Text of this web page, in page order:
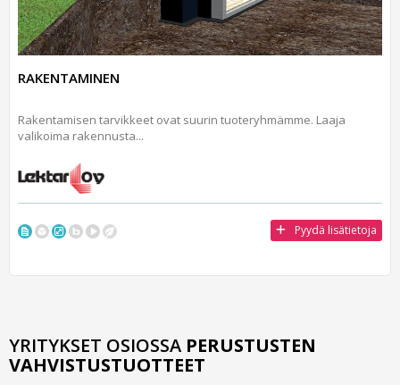
RAKENTAMINEN
Rakentamisen tarvikkeet ovat suurin tuoteryhmämme. Laaja
valikoima rakennusta...
Pyydä lisätietoja
YRITYKSET OSIOSSA PERUSTUSTEN
VAHVISTUSTUOTTEET